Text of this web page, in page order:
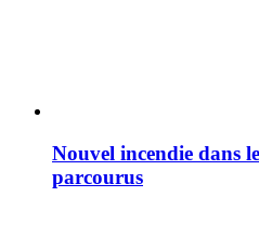
Nouvel incendie dans
parcourus